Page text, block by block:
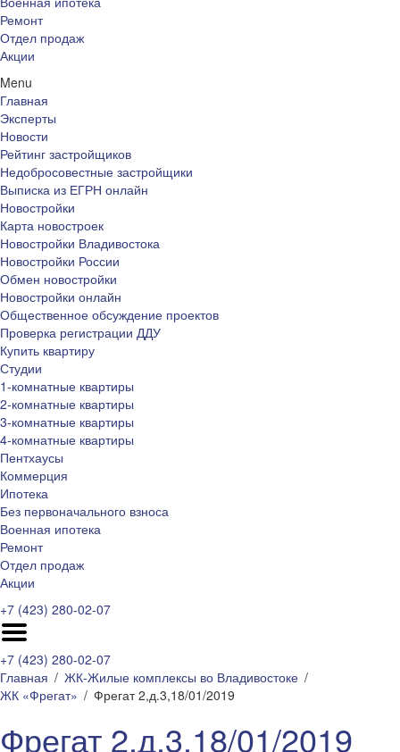
Ремонт
Отдел продаж
Акции
Menu
Главная
Эксперты
Новости
Рейтинг застройщиков
Недобросовестные застройщики
Выписка из ЕГРН онлайн
Новостройки
Карта новостроек
Новостройки Владивостока
Новостройки России
Обмен новостройки
Новостройки онлайн
Общественное обсуждение проектов
Проверка регистрации ДДУ
Купить квартиру
Студии
1-комнатные квартиры
2-комнатные квартиры
3-комнатные квартиры
4-комнатные квартиры
Пентхаусы
Коммерция
Ипотека
Без первоначального взноса
Военная ипотека
Ремонт
Отдел продаж
Акции
+7 (423) 280-02-07
+7 (423) 280-02-07
Главная
ЖК-Жилые комплексы во Владивостоке
ЖК «Фрегат»
Фрегат 2,д.3,18/01/2019
Фрегат 2,д.3,18/01/2019